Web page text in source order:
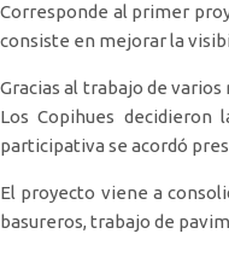
Corresponde al primer
consiste en mejorar la
Gracias al trabajo de
Los Copihues
participativa se acordó
El proyecto viene a
basureros, trabajo de